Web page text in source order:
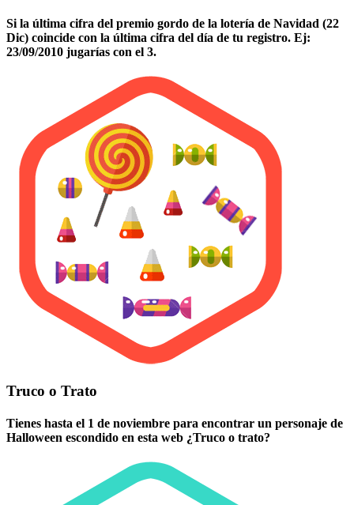
Si la última cifra del premio gordo de la lotería de Navidad (22
Dic) coincide con la última cifra del día de tu registro. Ej:
23/09/2010 jugarías con el 3.
Truco o Trato
Tienes hasta el 1 de noviembre para encontrar un personaje de
Halloween escondido en esta web ¿Truco o trato?